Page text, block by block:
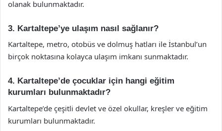
olanak bulunmaktadır.
3. Kartaltepe’ye ulaşım nasıl sağlanır?
Kartaltepe, metro, otobüs ve dolmuş hatları ile İstanbul’un
birçok noktasına kolayca ulaşım imkanı sunmaktadır.
4. Kartaltepe’de çocuklar için hangi eğitim
kurumları bulunmaktadır?
Kartaltepe’de çeşitli devlet ve özel okullar, kreşler ve eğitim
kurumları bulunmaktadır.